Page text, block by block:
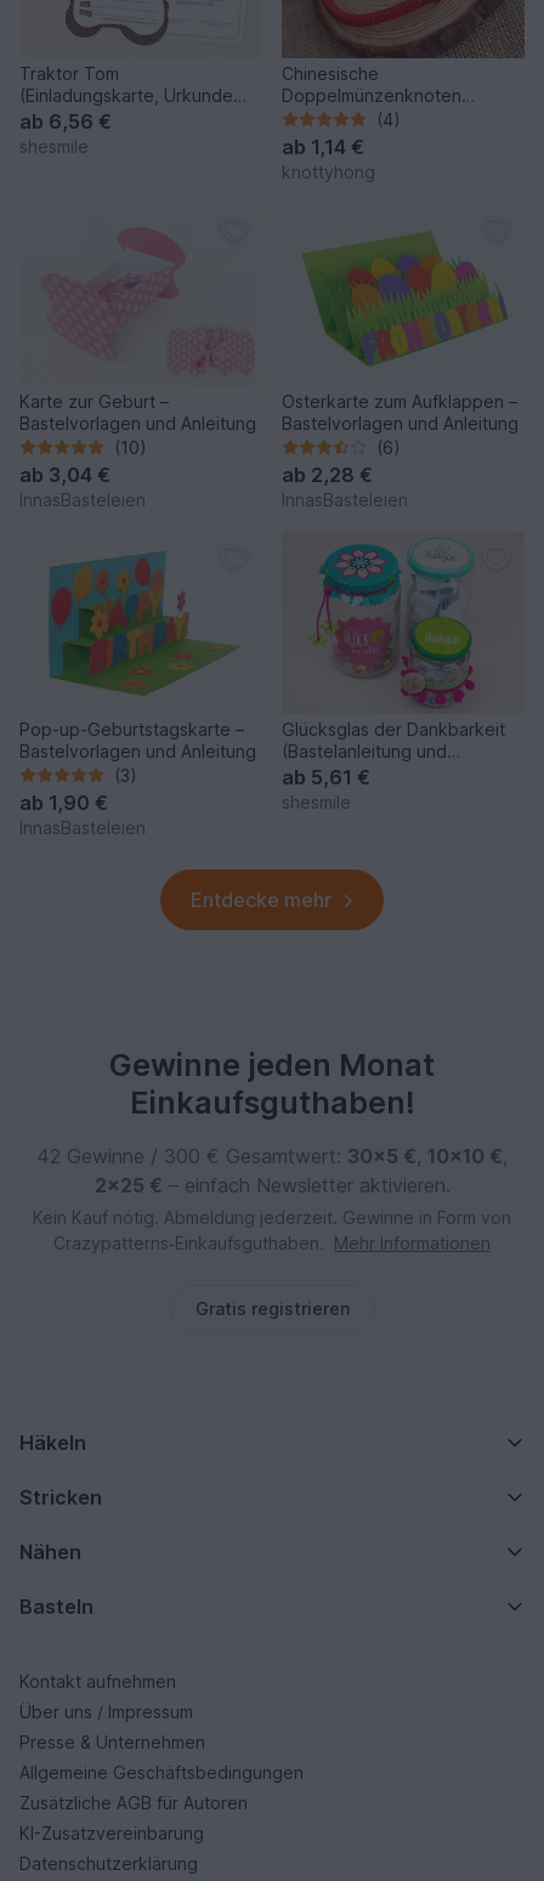
Traktor Tom
(Einladungskarte, Urkunde
und Caketopper als
Printable)
ab 6,56 €
shesmile
Chinesische
Doppelmünzenknoten
Armband
(4)
ab 1,14 €
knottyhong
Karte zur Geburt –
Bastelvorlagen und Anleitung
(10)
ab 3,04 €
InnasBasteleien
Osterkarte zum Aufklappen –
Bastelvorlagen und Anleitung
(6)
ab 2,28 €
InnasBasteleien
Pop-up-Geburtstagskarte –
Bastelvorlagen und Anleitung
(3)
ab 1,90 €
InnasBasteleien
Glücksglas der Dankbarkeit
(Bastelanleitung und
Ideensammlung)
ab 5,61 €
shesmile
Entdecke mehr
Gewinne jeden Monat
Einkaufsguthaben!
42 Gewinne / 300 € Gesamtwert: 30×5 €, 10×10 €,
2×25 € – einfach Newsletter aktivieren.
Kein Kauf nötig. Abmeldung jederzeit. Gewinne in Form von
Crazypatterns‑Einkaufsguthaben.
Mehr Informationen
Gratis registrieren
Häkeln
Stricken
Nähen
Basteln
Kontakt aufnehmen
Über uns / Impressum
Presse & Unternehmen
Allgemeine Geschäftsbedingungen
Zusätzliche AGB für Autoren
KI-Zusatzvereinbarung
Datenschutzerklärung